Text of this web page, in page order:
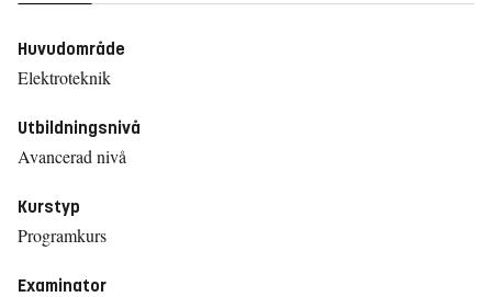
Huvudområde
Elektroteknik
Utbildningsnivå
Avancerad nivå
Kurstyp
Programkurs
Examinator